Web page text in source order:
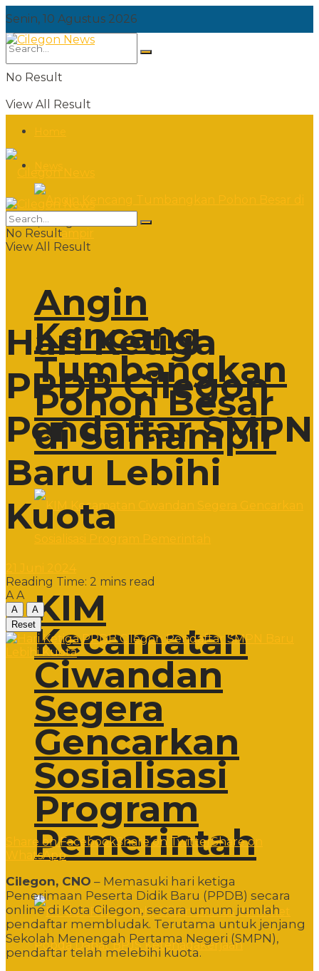
Senin, 10 Agustus 2026
No Result
View All Result
Angin
Kencang
Tumbangkan
Pohon Besar
di Sumampir
KIM
Kecamatan
Ciwandan
Segera
Gencarkan
Sosialisasi
Program
Pemerintah
Senin, 10 Agustus 2026
No Result
View All Result
Hari Ketiga
PPDB Cilegon
Pendaftar SMPN
Baru Lebihi
Kuota
Reading Time: 2 mins read
A A
A
A
Reset
Share on FacebookShare on Twitter Share on
WhatsApp
Cilegon, CNO – Memasuki hari ketiga
Penerimaan Peserta Didik Baru (PPDB) secara
online di Kota Cilegon, secara umum jumlah
pendaftar membludak. Terutama untuk jenjang
Sekolah Menengah Pertama Negeri (SMPN),
pendaftar telah melebihi kuota.